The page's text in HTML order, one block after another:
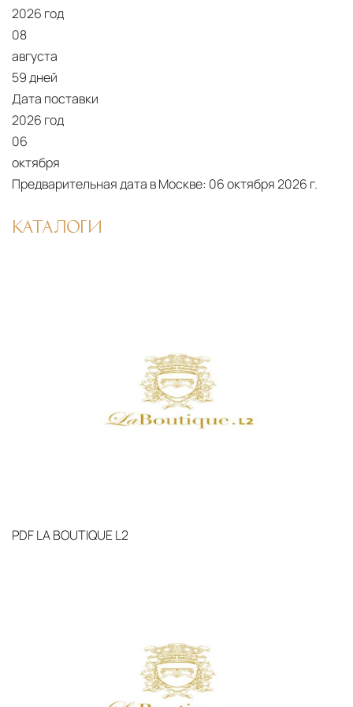
Подъём на этажи
использованием лифтов или монтажных
средств
Распаковка и расстановка
указанное место
Вывоз упаковочного материала— полная
Гарантийная проверка
дней. Для Московской области сроки зависят
от удалённости объекта и варьируются от 5 до
10 рабочих дней. Возможна срочная доставка
при наличии свободных логистических
Каждый заказ отслеживается в режиме
температурного режима и защиту от
механических повреждений на всех этапах
2026 год
08
августа
59 дней
Дата поставки
2026 год
06
октября
Предварительная дата в Москве: 06 октября 2026 г.
КАТАЛОГИ
PDFLA BOUTIQUE L2